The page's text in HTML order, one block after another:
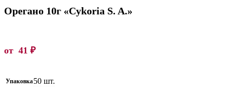
Орегано 10г «Cykoria S. A.»
от 41 ₽
Упаковка50 шт.